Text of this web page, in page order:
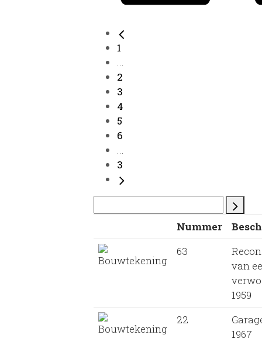
1
...
2
3
4
5
6
...
3
Nummer
63
van
1959
22
1967